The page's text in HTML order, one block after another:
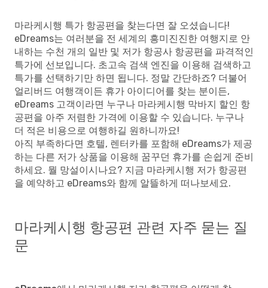
마라케시행 특가 항공편을 찾는다면 잘 오셨습니다!
eDreams는 여러분을 전 세계의 흥미진진한 여행지로 안
내하는 수천 개의 일반 및 저가 항공사 항공편을 파격적인
특가에 선보입니다. 초고속 검색 엔진을 이용해 검색하고
특가를 선택하기만 하면 됩니다. 정말 간단하죠? 더불어
얼리버드 여행객이든 휴가 아이디어를 찾는 분이든,
eDreams 고객이라면 누구나 마라케시행 막바지 할인 항
공편을 아주 저렴한 가격에 이용할 수 있습니다. 누구나
더 적은 비용으로 여행하길 원하니까요!
아직 부족하다면 호텔, 렌터카를 포함해 eDreams가 제공
하는 다른 저가 상품을 이용해 꿈꾸던 휴가를 손쉽게 준비
하세요. 뭘 망설이시나요? 지금 마라케시행 저가 항공편
을 예약하고 eDreams와 함께 알뜰하게 떠나보세요.
마라케시행 항공편 관련 자주 묻는 질
문